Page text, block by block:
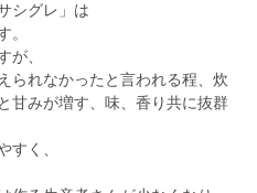
シグレ」は
。
が、
られなかったと言われる程、炊
甘みが増す、味、香り共に抜群
すく、